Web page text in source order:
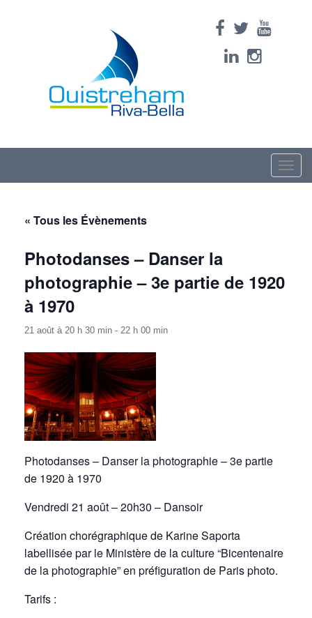
Toggle
« Tous les Évènements
Photodanses – Danser la
photographie – 3e partie de 1920
à 1970
21 août à 20 h 30 min - 22 h 00 min
Photodanses – Danser la photographie – 3e partie
de 1920 à 1970
Vendredi 21 août – 20h30 – Dansoir
Création chorégraphique de Karine Saporta
labellisée par le Ministère de la culture “Bicentenaire
de la photographie” en préfiguration de Paris photo.
Tarifs :